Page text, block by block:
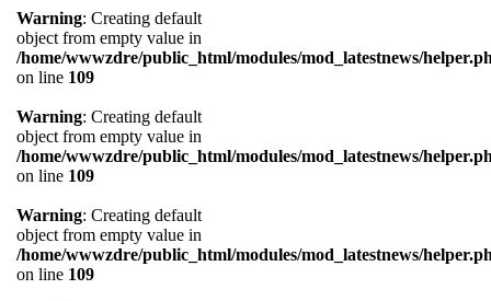
Warning: Creating default
object from empty value in
/home/wwwzdre/public_html/modules/mod_latestnews/
on line 109
Warning: Creating default
object from empty value in
/home/wwwzdre/public_html/modules/mod_latestnews/
on line 109
Warning: Creating default
object from empty value in
/home/wwwzdre/public_html/modules/mod_latestnews/
on line 109